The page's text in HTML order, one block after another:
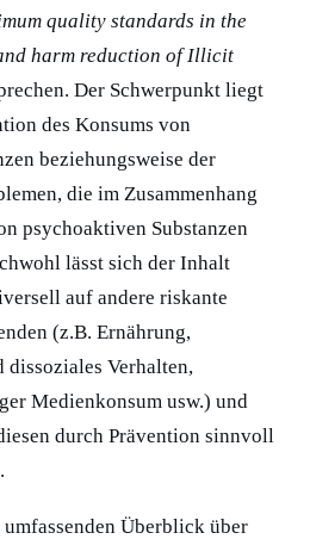
quality standards in the
harm reduction of Illicit
Der Schwerpunkt liegt
des Konsums von
beziehungsweise der
die im Zusammenhang
psychoaktiven Substanzen
lässt sich der Inhalt
auf andere riskante
(z.B. Ernährung,
dissoziales Verhalten,
Medienkonsum usw.) und
durch Prävention sinnvoll
Überblick über